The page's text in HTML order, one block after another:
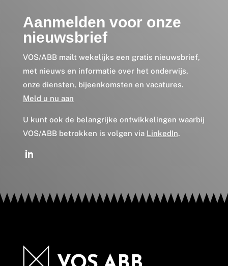
Aanmelden voor onze
nieuwsbrief
VOS/ABB mailt wekelijks een gratis nieuwsbrief,
met nieuws en informatie over het onderwijs,
onze diensten, bijeenkomsten en vacatures.
Meld u nu aan
U kunt ook de belangrijke ontwikkelingen waarbij
VOS/ABB betrokken is volgen via LinkedIn.